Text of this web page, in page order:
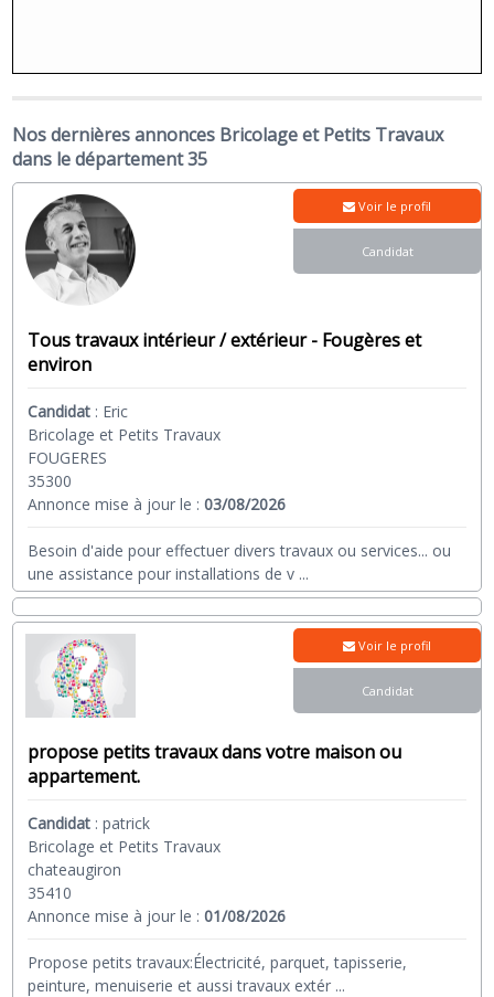
Nos dernières annonces Bricolage et Petits Travaux
dans le département 35
Tous travaux intérieur / extérieur - Fougères et
environ
Candidat : Eric
Bricolage et Petits Travaux
FOUGERES
35300
Annonce mise à jour le :03/08/2026
Besoin d'aide pour effectuer divers travaux ou services... ou
une assistance pour installations de v ...
Voir le profil
Candidat
propose petits travaux dans votre maison ou
appartement.
Candidat :patrick
Bricolage et Petits Travaux
chateaugiron
35410
Annonce mise à jour le :01/08/2026
Propose petits travaux:Électricité, parquet, tapisserie,
peinture, menuiserie et aussi travaux extér ...
Voir le profil
Candidat